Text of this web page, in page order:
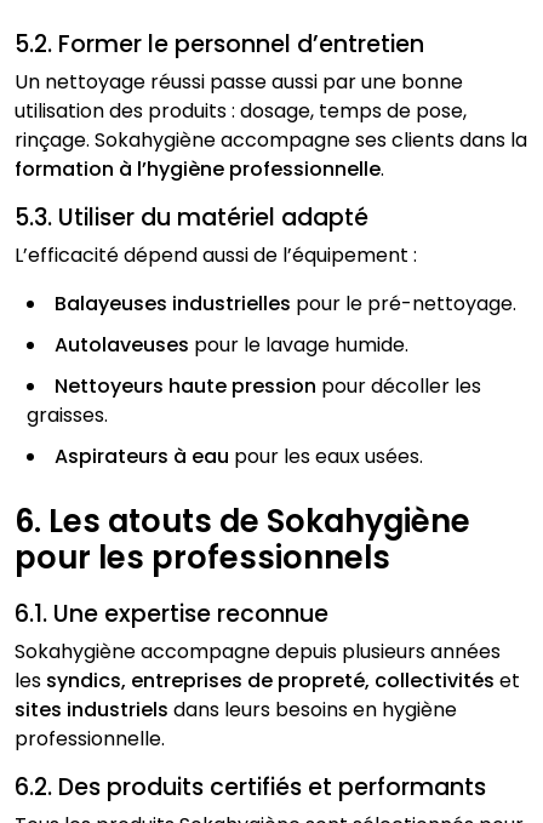
5.2. Former le personnel d’entretien
Un nettoyage réussi passe aussi par une bonne
utilisation des produits : dosage, temps de pose,
rinçage. Sokahygiène accompagne ses clients dans la
formation à l’hygiène professionnelle.
5.3. Utiliser du matériel adapté
L’efficacité dépend aussi de l’équipement :
Balayeuses industrielles pour le pré-nettoyage.
Autolaveuses pour le lavage humide.
Nettoyeurs haute pression pour décoller les
graisses.
Aspirateurs à eau pour les eaux usées.
6. Les atouts de Sokahygiène
pour les professionnels
6.1. Une expertise reconnue
Sokahygiène accompagne depuis plusieurs années
les syndics, entreprises de propreté, collectivités et
sites industriels dans leurs besoins en hygiène
professionnelle.
6.2. Des produits certifiés et performants